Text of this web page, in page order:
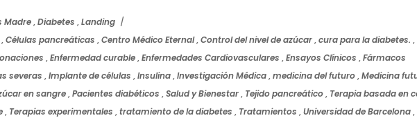
Madre,Diabetes ,Landing
,Células pancreáticas ,Centro Médico Eternal,Control del nivel de azúcar,cura para la diabetes. ,
,Enfermedad curable,Enfermedades Cardiovasculares ,Ensayos Clínicos ,Fármacos
severas ,Implante de células ,Insulina,Investigación Médica,medicina del futuro,Medicina
en sangre,Pacientes diabéticos ,Salud y Bienestar, Tejido pancreático, Terapia basada en
, Terapias experimentales ,tratamiento de la diabetes , Tratamientos ,Universidad de Barcelona,